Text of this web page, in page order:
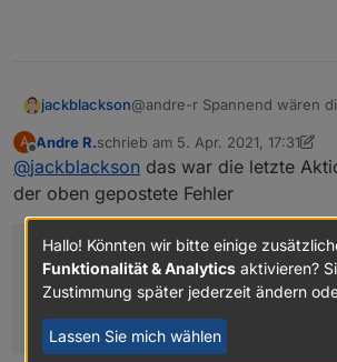
jackblackson@andre-r Spannend wären
und diesen Fehlern, da
ordentlich beendet hat, oder
A
Offline
Andre R.schrieb am 5. Apr. 2021, 17:31
zuletzt editiert von Andre R.4. Mai
@jackblackson das war die letzte
der oben gepostete Fehler
2021-04-02 11:00:00.063 - info:
2021-04-02 11:00:03.454 - info:
2021-04-02 11:00:03.533 - info:
2021-04-02 11:00:08.768 - error:
Hallo! Könnten wir bitte einige
Funktionalität & Analytics aktivieren?
Zustimmung später jederzeit ändern
Lassen Sie mich wählen